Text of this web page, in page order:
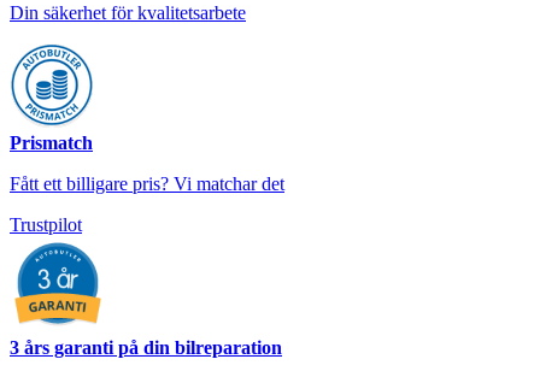
Din säkerhet för kvalitetsarbete
Prismatch
Fått ett billigare pris? Vi matchar det
Trustpilot
3 års garanti på din bilreparation